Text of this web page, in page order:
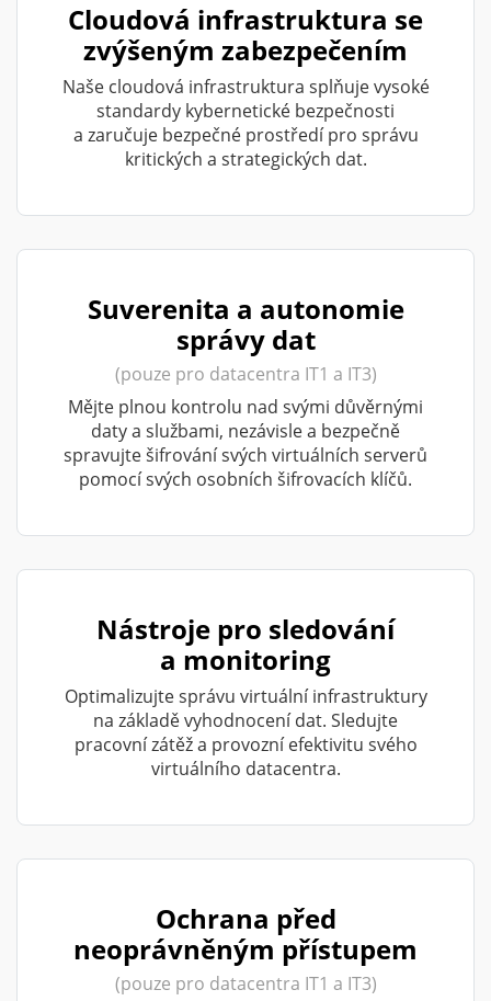
Cloudová infrastruktura se
zvýšeným zabezpečením
Naše cloudová infrastruktura splňuje vysoké
standardy kybernetické bezpečnosti
a zaručuje bezpečné prostředí pro správu
kritických a strategických dat.
Suverenita a autonomie
správy dat
(pouze pro datacentra IT1 a IT3)
Mějte plnou kontrolu nad svými důvěrnými
daty a službami, nezávisle a bezpečně
spravujte šifrování svých virtuálních serverů
pomocí svých osobních šifrovacích klíčů.
Nástroje pro sledování
a monitoring
Optimalizujte správu virtuální infrastruktury
na základě vyhodnocení dat. Sledujte
pracovní zátěž a provozní efektivitu svého
virtuálního datacentra.
Ochrana před
neoprávněným přístupem
(pouze pro datacentra IT1 a IT3)